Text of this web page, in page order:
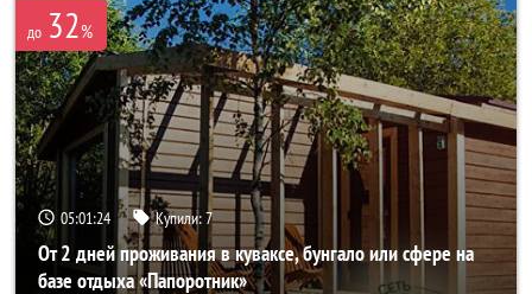
до 32%
05:01:23 Купили:7
От 2 дней проживания в куваксе, бунгало или сфере на
базе отдыха «Папоротник»